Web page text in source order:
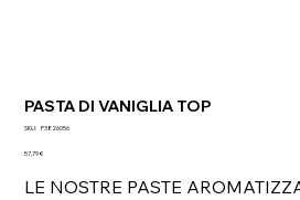
PASTA DI VANIGLIA TOP
SKU:
SKU
P3826056
Prezzo
57,79 €
LE NOSTRE PASTE